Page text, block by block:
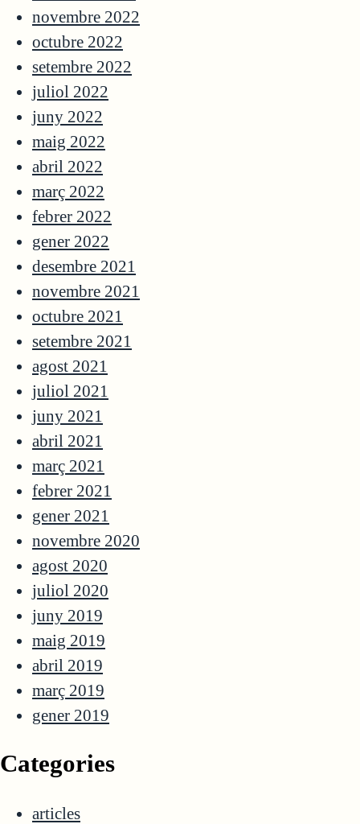
novembre 2022
octubre 2022
setembre 2022
juliol 2022
juny 2022
maig 2022
abril 2022
març 2022
febrer 2022
gener 2022
desembre 2021
novembre 2021
octubre 2021
setembre 2021
agost 2021
juliol 2021
juny 2021
abril 2021
març 2021
febrer 2021
gener 2021
novembre 2020
agost 2020
juliol 2020
juny 2019
maig 2019
abril 2019
març 2019
gener 2019
Categories
articles